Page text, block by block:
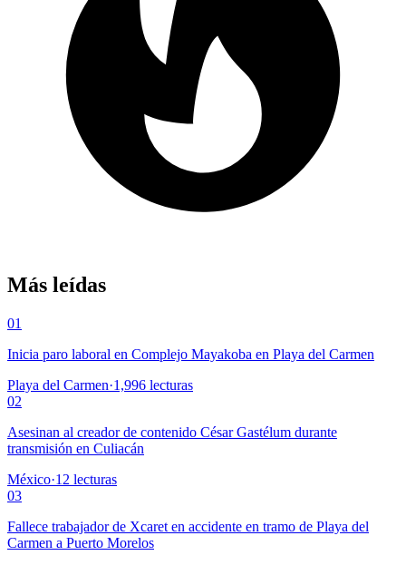
Más leídas
01
Inicia paro laboral en Complejo Mayakoba en Playa del Carmen
Playa del Carmen·1,996 lecturas
02
Asesinan al creador de contenido César Gastélum durante
transmisión en Culiacán
México·12 lecturas
03
Fallece trabajador de Xcaret en accidente en tramo de Playa del
Carmen a Puerto Morelos